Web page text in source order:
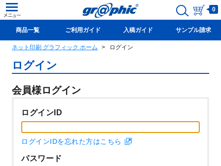
0
商品一覧 ご利用ガイド 入稿ガイド サンプル請求
新規会員登録(無料)
ネット印刷 グラフィック ホーム ログイン
ログイン
会員様ログイン
ログインID
ログインIDを忘れた方はこちら
パスワード